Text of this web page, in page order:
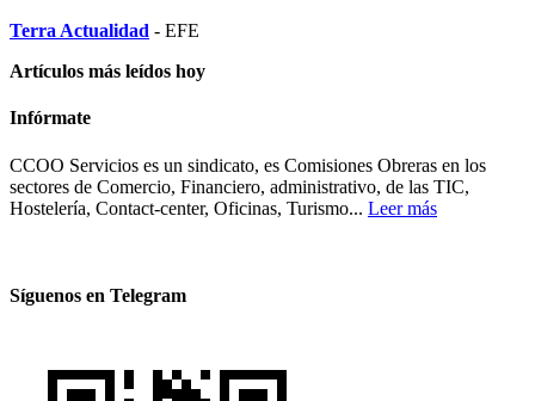
Terra Actualidad - EFE
Artículos más leídos hoy
Infórmate
CCOO Servicios es un sindicato, es Comisiones Obreras en los
sectores de Comercio, Financiero, administrativo, de las TIC,
Hostelería, Contact-center, Oficinas, Turismo... Leer más
Síguenos en Telegram